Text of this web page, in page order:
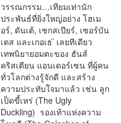
วรรณกรรม…เทียมเท่านัก
ประพันธ์ที่ยิ่งใหญ่อย่าง โฮเม
อร์, ดันเต้, เชกสเปียร์, เซอร์บัน
เตส และเกอเธ่’ เลยทีเดียว
เทพนิยายอมตะของ ฮันส์
คริสเตียน แอนเดอร์เซน ที่ผู้คน
ทั่วโลกต่างรู้จักดี และสร้าง
ความประทับใจมาแล้ว เช่น ลูก
เป็ดขี้เหร่ (The Ugly
Duckling) รองเท้าแห่งความ